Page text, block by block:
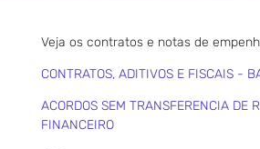
Veja os contratos e notas de
CONTRATOS, ADITIVOS E FISCAIS -
ACORDOS SEM TRANSFERENCIA DE
FINANCEIRO